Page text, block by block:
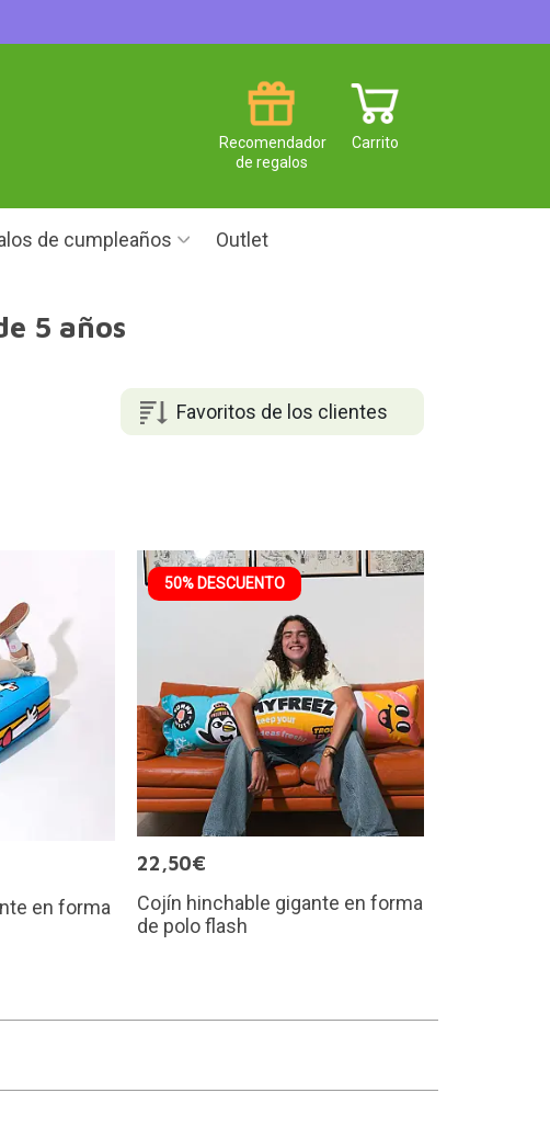
Carrito
Recomendador
de regalos
de cumpleaños Outlet
5 años
Favoritos de los clientes
en forma
50% DESCUENTO
22,50€
Cojín hinchable gigante en forma
de polo flash